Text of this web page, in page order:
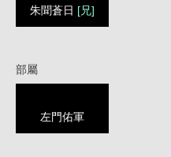
朱聞蒼日 [兄]
部屬
左門佑軍